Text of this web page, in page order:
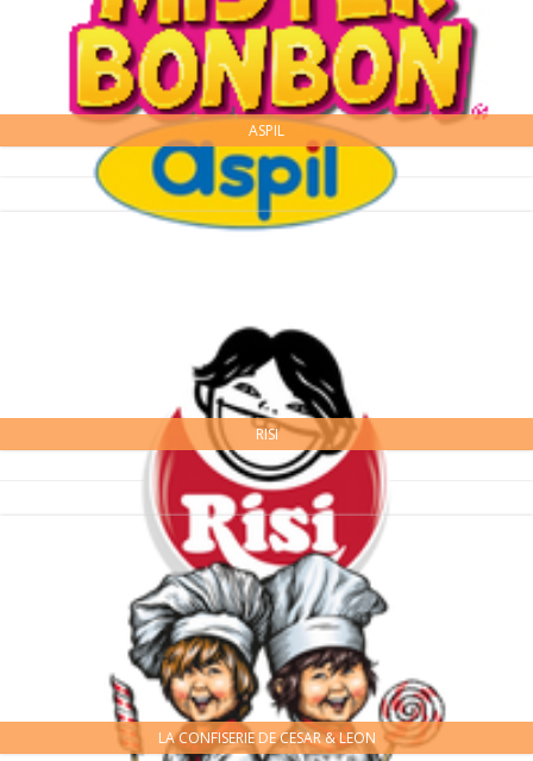
ASPIL
RISI
LA CONFISERIE DE CESAR & LEON